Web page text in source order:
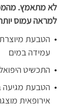
לא מתאמץ.
למראה עמוס
עמידה במים
התכשיט
הטבעת
אירופאית